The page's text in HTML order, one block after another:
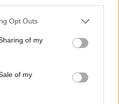
uses one or more Google
behaviour. You may click to
and its third-party tags to
purposes in below Google
Opt Outs
of my
of my
fel Verstappenért